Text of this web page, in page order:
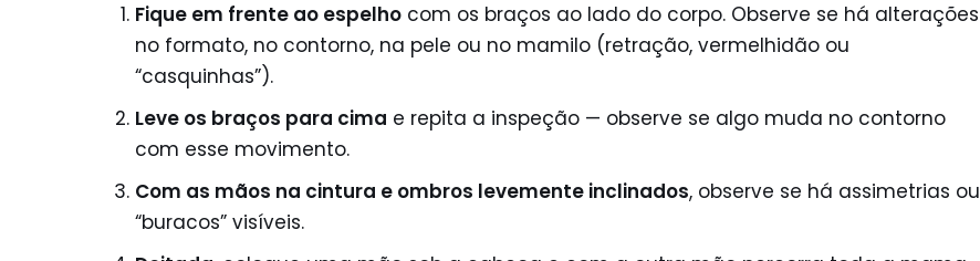
Fique em frente ao espelho com os braços ao lado do corpo. Observe se há alterações
no formato, no contorno, na pele ou no mamilo (retração, vermelhidão ou
“casquinhas”).
Leve os braços para cima e repita a inspeção — observe se algo muda no contorno
com esse movimento.
Com as mãos na cintura e ombros levemente inclinados, observe se há assimetrias ou
“buracos” visíveis.